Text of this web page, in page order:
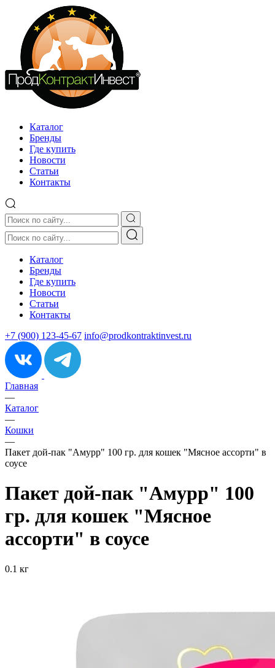
Каталог
Бренды
Где купить
Новости
Статьи
Контакты
Каталог
Бренды
Где купить
Новости
Статьи
Контакты
+7 (900) 123-45-67 info@prodkontraktinvest.ru
Главная
—
Каталог
—
Кошки
—
Пакет дой-пак "Амурр" 100 гр. для кошек "Мясное ассорти" в
соусе
Пакет дой-пак "Амурр" 100
гр. для кошек "Мясное
ассорти" в соусе
0.1 кг